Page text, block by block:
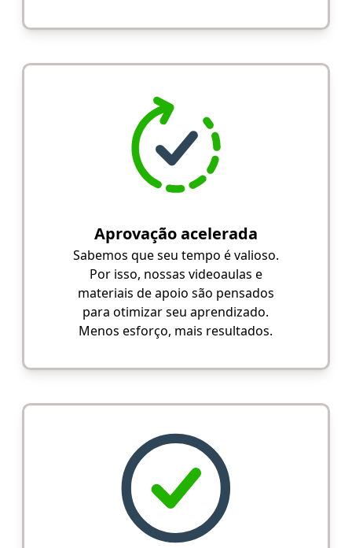
Aprovação acelerada
Sabemos que seu tempo é valioso.
Por isso, nossas videoaulas e
materiais de apoio são pensados
para otimizar seu aprendizado.
Menos esforço, mais resultados.